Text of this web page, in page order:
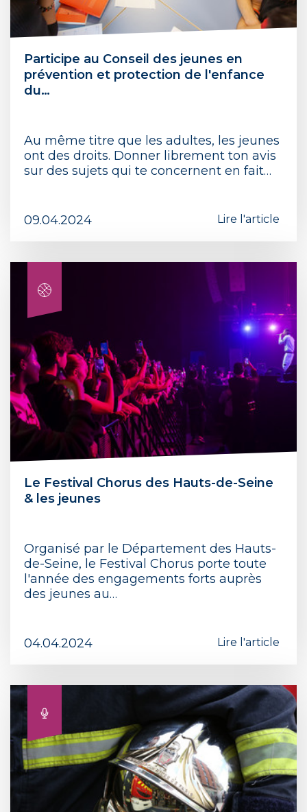
Participe au Conseil des jeunes en
prévention et protection de l'enfance
du…
Au même titre que les adultes, les jeunes
ont des droits. Donner librement ton avis
sur des sujets qui te concernent en fait…
09.04.2024 Lire l'article
Le Festival Chorus des Hauts-de-Seine
& les jeunes
Organisé par le Département des Hauts-
de-Seine, le Festival Chorus porte toute
l'année des engagements forts auprès
des jeunes au…
04.04.2024 Lire l'article